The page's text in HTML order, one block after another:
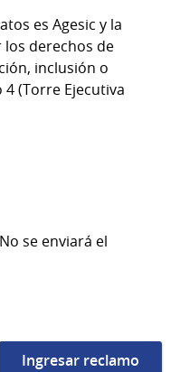
es Agesic y la
derechos de
inclusión o
(Torre Ejecutiva
se enviará el